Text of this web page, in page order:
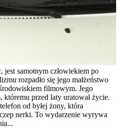
samotnym człowiekiem po
rozpadło się jego małżeństwo
filmowym. Jego
przed laty uratował życie.
od byłej żony, która
nerki. To wydarzenie wyrywa